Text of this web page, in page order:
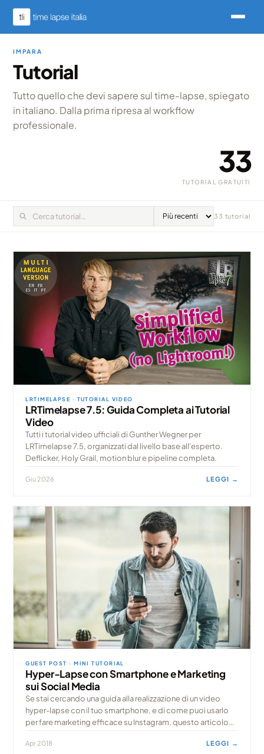
IMPARA
Tutorial
Tutto quello che devi sapere sul time-lapse, spiegato
in italiano. Dalla prima ripresa al workflow
professionale.
33
TUTORIAL GRATUITI
33 tutorial
LRTIMELAPSE · TUTORIAL VIDEO
LRTimelapse 7.5: Guida Completa ai Tutorial
Video
Tutti i tutorial video ufficiali di Gunther Wegner per
LRTimelapse 7.5, organizzati dal livello base all'esperto.
Deflicker, Holy Grail, motion blur e pipeline completa.
Giu 2026 LEGGI →
GUEST POST · MINI TUTORIAL
Hyper-Lapse con Smartphone e Marketing
sui Social Media
Se stai cercando una guida alla realizzazione di un video
hyper-lapse con il tuo smartphone, e di come puoi usarlo
per fare marketing efficace su Instagram, questo articolo
Apr 2018 LEGGI →